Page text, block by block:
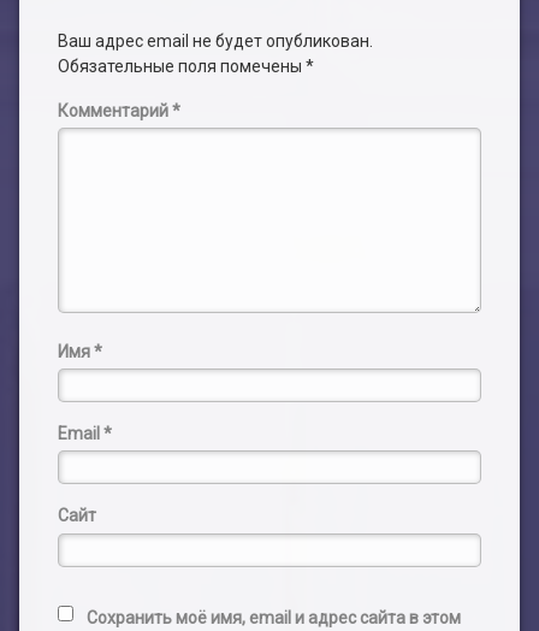
Ваш адрес email не будет опубликован.
Обязательные поля помечены *
Комментарий*
Имя*
Email *
Сайт
Сохранить моё имя, email и адрес сайта в этом